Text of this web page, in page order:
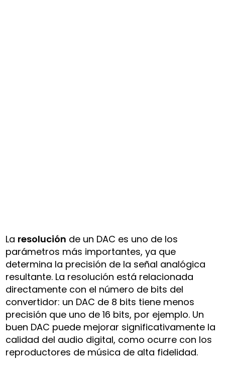
La resolución de un DAC es uno de los
parámetros más importantes, ya que
determina la precisión de la señal analógica
resultante. La resolución está relacionada
directamente con el número de bits del
convertidor: un DAC de 8 bits tiene menos
precisión que uno de 16 bits, por ejemplo. Un
buen DAC puede mejorar significativamente la
calidad del audio digital, como ocurre con los
reproductores de música de alta fidelidad.